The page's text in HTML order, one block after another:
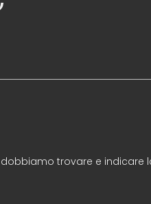
trovare e indicare